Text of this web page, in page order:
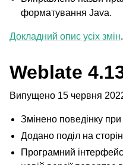
форматування Java.
Докладний опис усіх змін.
Weblate
Випущено 15 червня
Змінено поведінку
Додано поділ на
Програмний